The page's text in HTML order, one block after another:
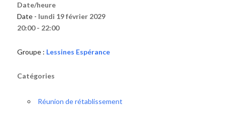
Date/heure
Date - lundi 19 février 2029
20:00 - 22:00
Groupe : Lessines Espérance
Catégories
Réunion de rétablissement